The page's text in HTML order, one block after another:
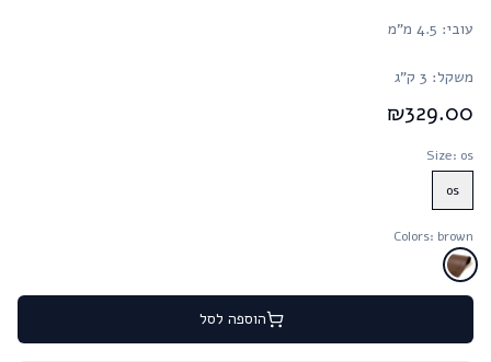
עובי: 4.5 מ”מ
משקל: 3 ק”ג
₪329.00
Size: os
os
Colors: brown
הוספה לסל